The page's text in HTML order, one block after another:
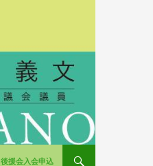
後援会入会申込